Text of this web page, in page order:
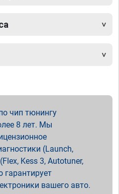
чип тюнингу
8 лет. Мы
(Launch,
Kess 3, Autotuner,
гарантирует
вашего авто.